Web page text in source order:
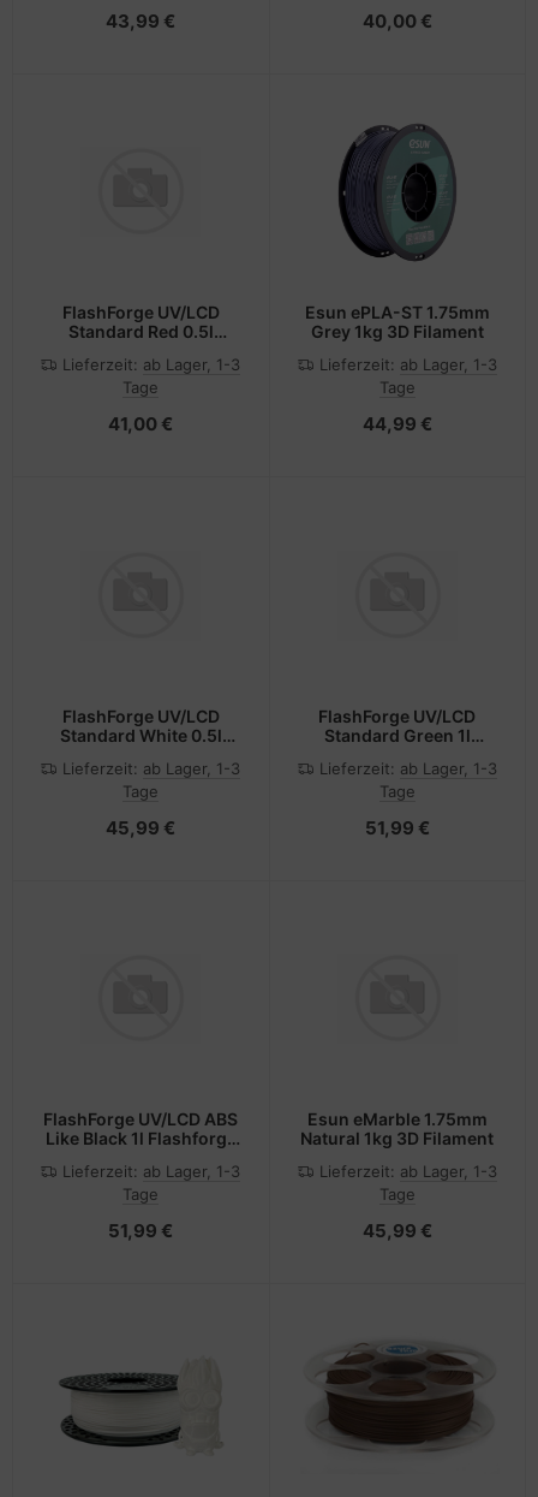
43,99 € 40,00 €
FlashForge UV/LCD
Standard Red 0.5l
405nm
Lieferzeit: ab Lager, 1-3
Tage
41,00 €
Esun ePLA-ST 1.75mm
Grey 1kg 3D Filament
Lieferzeit: ab Lager, 1-3
Tage
44,99 €
FlashForge UV/LCD
Standard White 0.5l
405nm
Lieferzeit: ab Lager, 1-3
Tage
45,99 €
FlashForge UV/LCD
Standard Green 1l
405nm
Lieferzeit: ab Lager, 1-3
Tage
51,99 €
FlashForge UV/LCD ABS
Like Black 1l Flashforge
Lieferzeit: ab Lager, 1-3
Tage
51,99 €
Esun eMarble 1.75mm
Natural 1kg 3D Filament
Lieferzeit: ab Lager, 1-3
Tage
45,99 €